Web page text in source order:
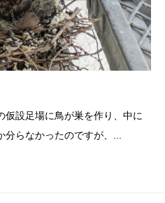
仮設足場に鳥が巣を作り、中に
らなかったのですが、...